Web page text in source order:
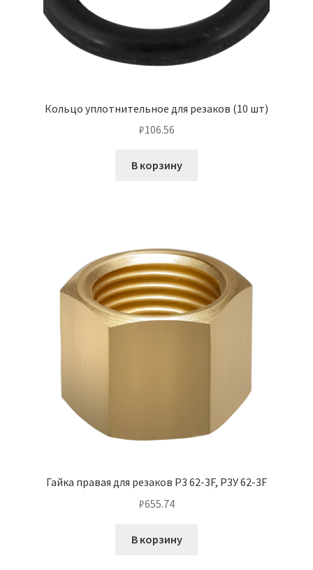
Кольцо уплотнительное для резаков (10 шт)
₽106.56
В корзину
Гайка правая для резаков Р3 62-3F, Р3У 62-3F
₽655.74
В корзину